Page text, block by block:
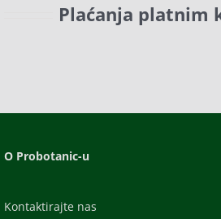
Plaćanja platnim
O Probotanic-u
Kontaktirajte nas